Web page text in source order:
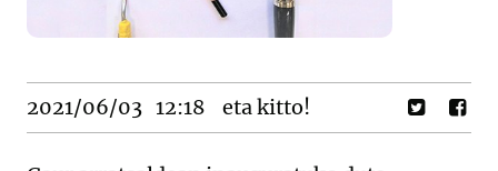
2021/06/03 12:18 eta kitto!